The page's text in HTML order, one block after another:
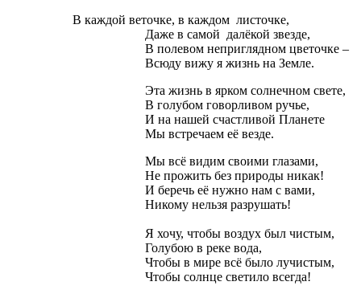
В каждой веточке, в каждом листочке,
Даже в самой далёкой звезде,
В полевом неприглядном цветочке –
Всюду вижу я жизнь на Земле.
Эта жизнь в ярком солнечном свете,
В голубом говорливом ручье,
И на нашей счастливой Планете
Мы встречаем её везде.
Мы всё видим своими глазами,
Не прожить без природы никак!
И беречь её нужно нам с вами,
Никому нельзя разрушать!
Я хочу, чтобы воздух был чистым,
Голубою в реке вода,
Чтобы в мире всё было лучистым,
Чтобы солнце светило всегда!